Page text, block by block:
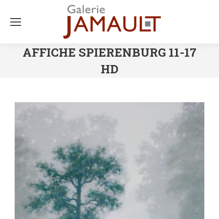
AFFICHE SPIERENBURG 11-17
HD